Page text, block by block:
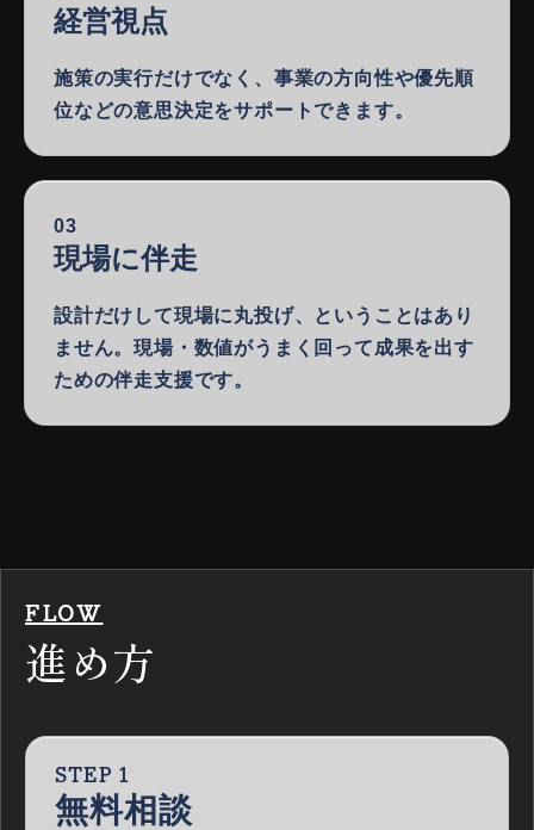
経営視点
施策の実行だけでなく、事業の方向性や優先順
位などの意思決定をサポートできます。
03
現場に伴走
設計だけして現場に丸投げ、ということはあり
ません。現場・数値がうまく回って成果を出す
ための伴走支援です。
FLOW
進め方
STEP 1
無料相談